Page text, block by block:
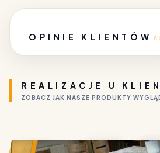
OPINIE KLIENTÓW ⭐
REALIZACJE U
ZOBACZ JAK NASZE PRODUKTY